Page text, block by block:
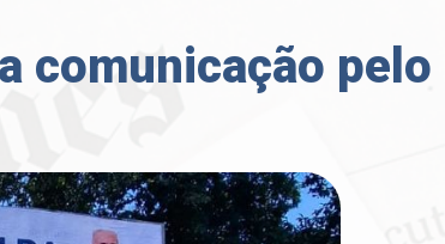
comunicação pelo